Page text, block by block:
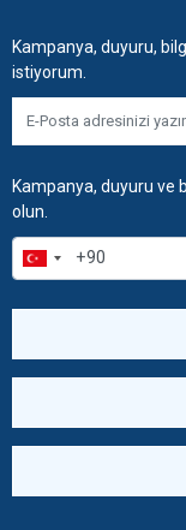
Kampanya, duyuru,
istiyorum.
Kampanya, duyuru ve
olun.